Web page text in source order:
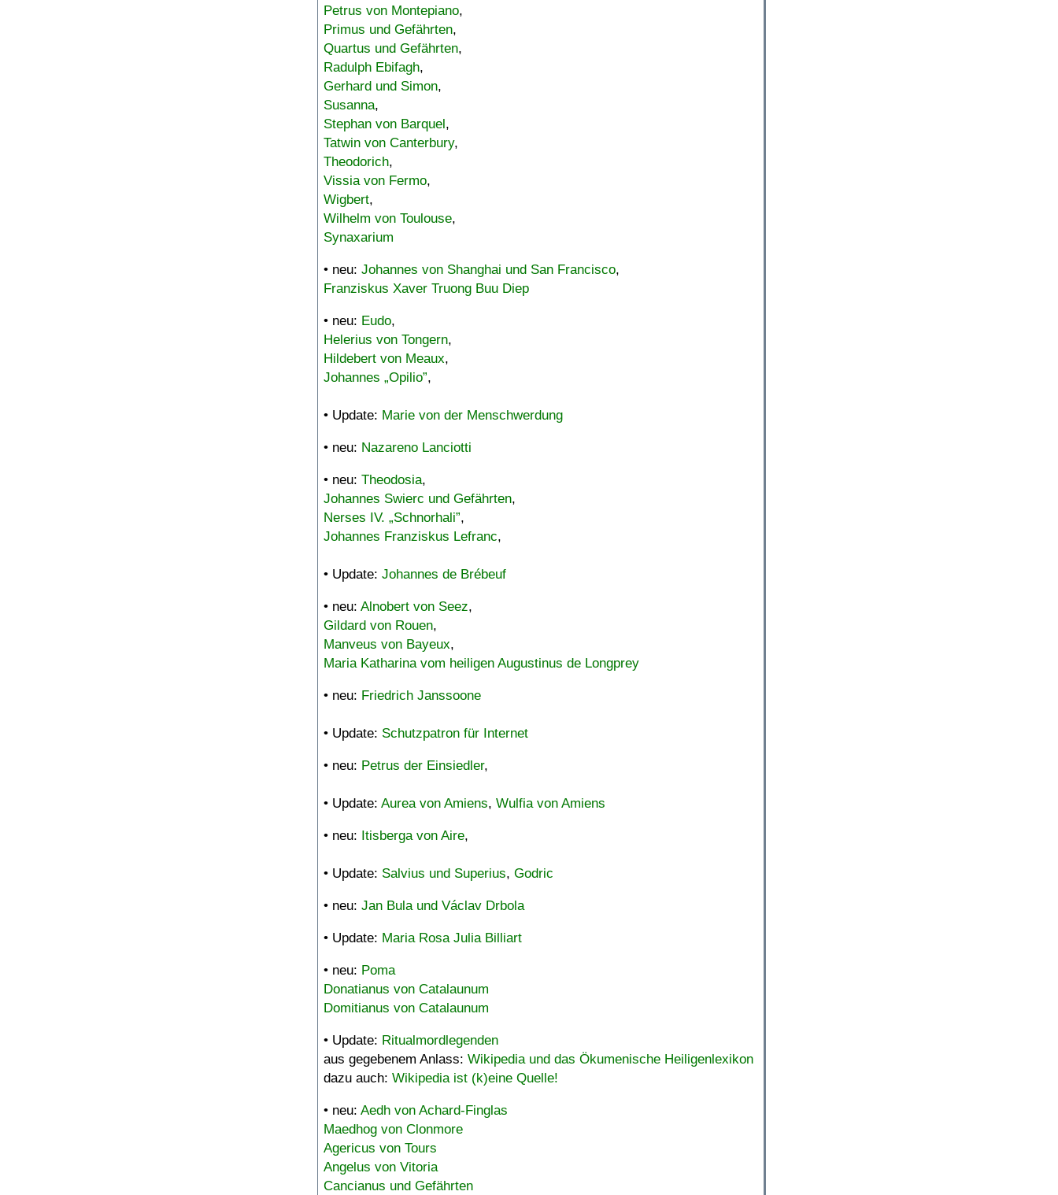
Petrus von Montepiano,
Primus und Gefährten,
Quartus und Gefährten,
Radulph Ebifagh,
Gerhard und Simon,
Susanna,
Stephan von Barquel,
Tatwin von Canterbury,
Theodorich,
Vissia von Fermo,
Wigbert,
Wilhelm von Toulouse,
Synaxarium
• neu: Johannes von Shanghai und San Francisco,
Franziskus Xaver Truong Buu Diep
• neu: Eudo,
Helerius von Tongern,
Hildebert von Meaux,
Johannes „Opilio”,
• Update: Marie von der Menschwerdung
• neu: Nazareno Lanciotti
• neu: Theodosia,
Johannes Swierc und Gefährten,
Nerses IV. „Schnorhali”,
Johannes Franziskus Lefranc,
• Update: Johannes de Brébeuf
• neu: Alnobert von Seez,
Gildard von Rouen,
Manveus von Bayeux,
Maria Katharina vom heiligen Augustinus de Longprey
• neu: Friedrich Janssoone
• Update: Schutzpatron für Internet
• neu: Petrus der Einsiedler,
• Update: Aurea von Amiens, Wulfia von Amiens
• neu: Itisberga von Aire,
• Update: Salvius und Superius, Godric
• neu: Jan Bula und Václav Drbola
• Update: Maria Rosa Julia Billiart
• neu: Poma
Donatianus von Catalaunum
Domitianus von Catalaunum
• Update: Ritualmordlegenden
aus gegebenem Anlass: Wikipedia und das Ökumenische Heiligenlexikon
dazu auch: Wikipedia ist (k)eine Quelle!
• neu: Aedh von Achard-Finglas
Maedhog von Clonmore
Agericus von Tours
Angelus von Vitoria
Cancianus und Gefährten